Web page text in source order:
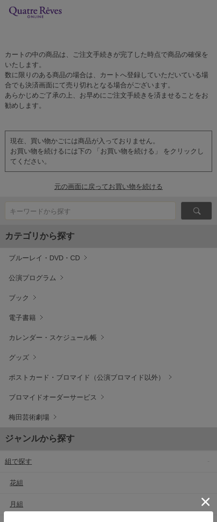
カートの中の商品は、ご注文手続きが完了した時点で商品の確保を
いたします。
数に限りのある商品の場合は、カートへ登録していただいている場
合でも決済画面にて売り切れとなる場合がございます。
あらかじめご了承の上、お早めにご注文手続きを済ませることをお
勧めします。
現在、買い物かごには商品が入っておりません。
お買い物を続けるには下の 「お買い物を続ける」 をクリックし
てください。
元の画面に戻ってお買い物を続ける
キーワードから探す
カテゴリから探す
ブルーレイ・DVD・CD
公演プログラム
ブック
電子書籍
カレンダー・スケジュール帳
グッズ
ポストカード・ブロマイド（公演ブロマイド以外）
ブロマイドオーダーサービス
梅田芸術劇場
ジャンルから探す
組で探す
花組
月組